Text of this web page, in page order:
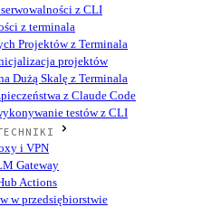
z CLI
z terminala
Projektów z Terminala
projektów
Dużą Skalę z Terminala
z Claude Code
testów z CLI
i VPN
Gateway
Actions
w przedsiębiorstwie